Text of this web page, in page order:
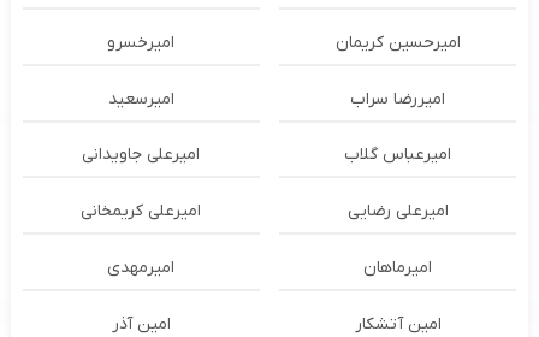
امیرحسین کریمان امیرخسرو
امیررضا سراب امیرسعید
امیرعباس گلاب امیرعلی جاویدانی
امیرعلی رضایی امیرعلی کریمخانی
امیرماهان امیرمهدی
امین آتشکار امین آذر